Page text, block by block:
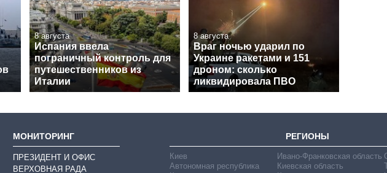
8 августа
Испания ввела
пограничный контроль для
путешественников из
Италии
8 августа
Враг ночью ударил по
Украине ракетами и 151
дроном: сколько
ликвидировала ПВО
МОНИТОРИНГ
ПРЕЗИДЕНТ И ОФИС
ВЕРХОВНАЯ РАДА
РЕГИОНЫ
Киев
Автономная республика
Ивано-Франковская область
Киевская область